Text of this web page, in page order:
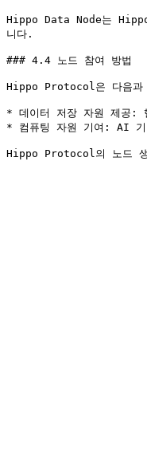
Hippo Data Node는 Hippo
니다.
### 4.4 노드 참여 방법
Hippo Protocol은 다음과
* 데이터 저장 자원 제공:
* 컴퓨팅 자원 기여: AI 기